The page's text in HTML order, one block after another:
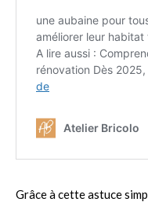
Grâce à cette astuce